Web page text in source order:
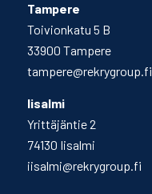
Tampere
Toivionkatu 5 B
33900 Tampere
tampere@rekrygroup.fi
Iisalmi
Yrittäjäntie 2
74130 Iisalmi
iisalmi@rekrygroup.fi